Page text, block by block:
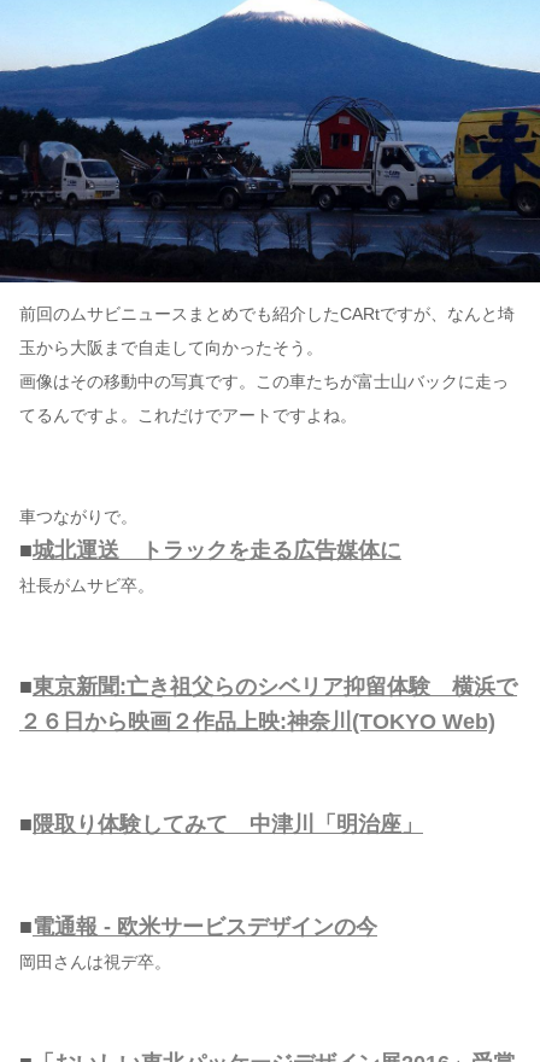
前回のムサビニュースまとめでも紹介したCARtですが、なんと埼
玉から大阪まで自走して向かったそう。
画像はその移動中の写真です。この車たちが富士山バックに走っ
てるんですよ。これだけでアートですよね。
車つながりで。
■城北運送 トラックを走る広告媒体に
社長がムサビ卒。
■東京新聞:亡き祖父らのシベリア抑留体験 横浜で
２６日から映画２作品上映:神奈川(TOKYO Web)
■ 隈取り体験してみて 中津川「明治座」
■電通報 - 欧米サービスデザインの今
岡田さんは視デ卒。